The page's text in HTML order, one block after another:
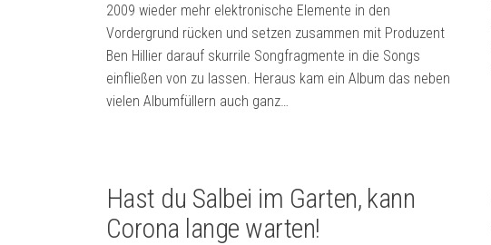
2009 wieder mehr elektronische Elemente in den
Vordergrund rücken und setzen zusammen mit Produzent
Ben Hillier darauf skurrile Songfragmente in die Songs
einfließen von zu lassen. Heraus kam ein Album das neben
vielen Albumfüllern auch ganz…
Hast du Salbei im Garten, kann
Corona lange warten!